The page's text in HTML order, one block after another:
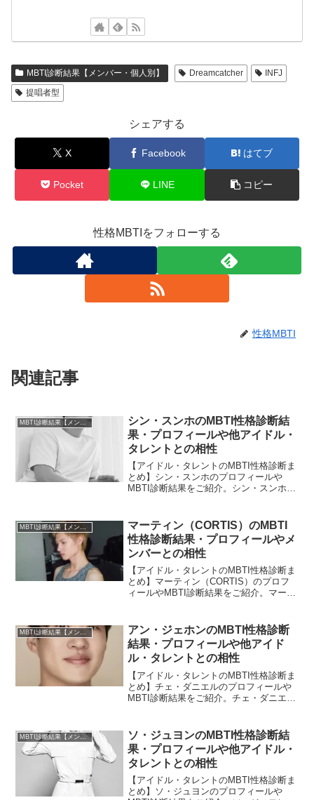
MBTI診断結果【メンバー・個人別】 Dreamcatcher
INFJ
提唱者型
シェアする
X Facebook はてブ
Pocket LINE コピー
性格MBTIをフォローする
性格MBTI
関連記事
シン・スンホのMBTI性格診断結
果・プロフィールや他アイドル・
タレントとの相性
【アイドル・タレントのMBTI性格診断ま
とめ】シン・スンホのプロフィールや
MBTI診断結果をご紹介。シン・スンホと
MBTI診断結果【メンバー・個人別】
マーティン（CORTIS）のMBTI
性格診断結果・プロフィールやメ
ンバーとの相性
【アイドル・タレントのMBTI性格診断ま
とめ】マーティン（CORTIS）のプロフ
ィールやMBTI診断結果をご紹介。マーテ
アン・ジェホンのMBTI性格診断
結果・プロフィールや他アイド
ル・タレントとの相性
【アイドル・タレントのMBTI性格診断ま
とめ】チェ・ダニエルのプロフィールや
MBTI診断結果をご紹介。チェ・ダニエル
MBTI診断結果【メンバー・個人別】
ソ・ジュヨンのMBTI性格診断結
果・プロフィールや他アイドル・
タレントとの相性
【アイドル・タレントのMBTI性格診断ま
とめ】ソ・ジュヨンのプロフィールや